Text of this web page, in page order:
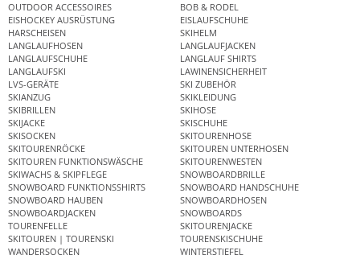
OUTDOOR ACCESSOIRES
BOB & RODEL
EISHOCKEY AUSRÜSTUNG
EISLAUFSCHUHE
HARSCHEISEN
SKIHELM
LANGLAUFHOSEN
LANGLAUFJACKEN
LANGLAUFSCHUHE
LANGLAUF SHIRTS
LANGLAUFSKI
LAWINENSICHERHEIT
LVS-GERÄTE
SKI ZUBEHÖR
SKIANZUG
SKIKLEIDUNG
SKIBRILLEN
SKIHOSE
SKIJACKE
SKISCHUHE
SKISOCKEN
SKITOURENHOSE
SKITOURENRÖCKE
SKITOUREN UNTERHOSEN
SKITOUREN FUNKTIONSWÄSCHE
SKITOURENWESTEN
SKIWACHS & SKIPFLEGE
SNOWBOARDBRILLE
SNOWBOARD FUNKTIONSSHIRTS
SNOWBOARD HANDSCHUHE
SNOWBOARD HAUBEN
SNOWBOARDHOSEN
SNOWBOARDJACKEN
SNOWBOARDS
TOURENFELLE
SKITOURENJACKE
SKITOUREN | TOURENSKI
TOURENSKISCHUHE
WANDERSOCKEN
WINTERSTIEFEL